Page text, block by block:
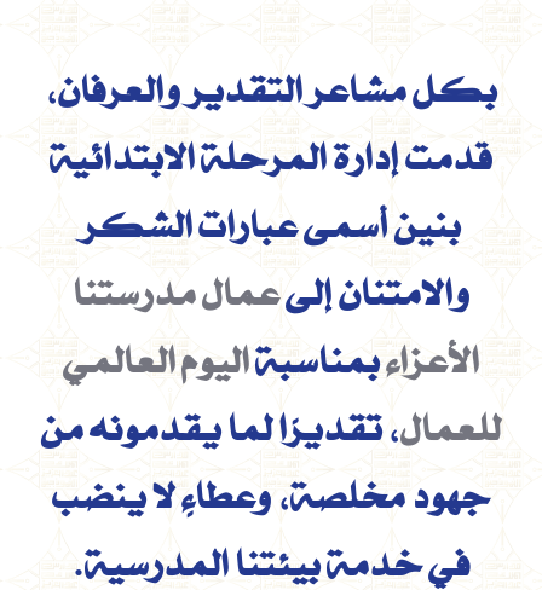
بكل مشاعر التقدير والعرفان،
قدمت إدارة المرحلة الابتدائية
بنين أسمى عبارات الشكر
والامتنان إلىعمال مدرستنا
الأعزاءبمناسبةاليوم العالمي
للعمال، تقديرًا لما يقدمونه من
جهود مخلصة، وعطاءٍ لا ينضب
في خدمة بيئتنا المدرسية.